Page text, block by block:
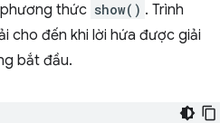
thức show() . Trình
cho đến khi lời hứa được giải
bắt đầu.